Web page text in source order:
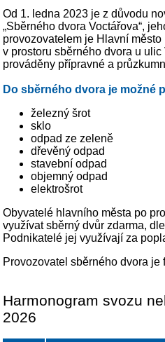
Od 1. ledna 2023 je z důvodu
„Sběrného dvora Voctářova“,
provozovatelem je Hlavní
v prostoru sběrného dvora u
prováděny přípravné a
Do sběrného dvora je možné
železný šrot
sklo
odpad ze zeleně
dřevěný odpad
stavební odpad
objemný odpad
elektrošrot
Obyvatelé hlavního města po
využívat sběrný dvůr zdarma,
Podnikatelé jej využívají za
Provozovatel sběrného dvora je
Harmonogram svozu
2026